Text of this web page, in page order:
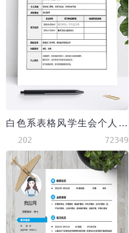
白色系表格风学生会个人简历模板
202 72349